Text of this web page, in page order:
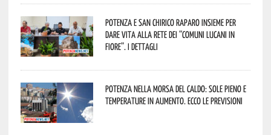
Potenza e San Chirico Raparo insieme per
dare vita alla rete dei “Comuni Lucani in
Fiore”. I dettagli
Potenza nella morsa del caldo: sole pieno e
temperature in aumento. Ecco le previsioni